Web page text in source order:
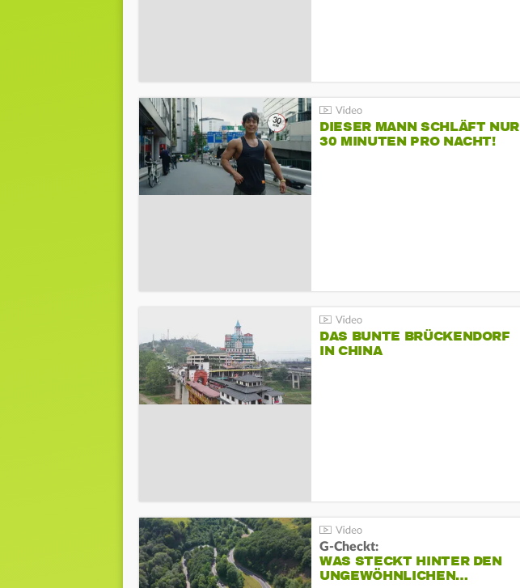
DIESER MANN SCHLÄFT NUR
30 MINUTEN PRO NACHT!
DAS BUNTE BRÜCKENDORF
IN CHINA
G-Checkt:
WAS STECKT HINTER DEN
UNGEWÖHNLICHEN…